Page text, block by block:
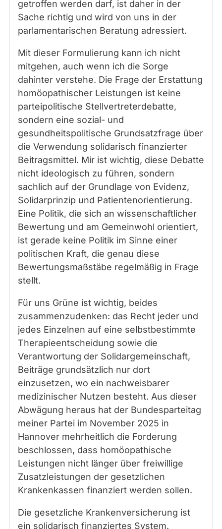
getroffen werden darf, ist daher in der
Sache richtig und wird von uns in der
parlamentarischen Beratung adressiert.
Mit dieser Formulierung kann ich nicht
mitgehen, auch wenn ich die Sorge
dahinter verstehe. Die Frage der Erstattung
homöopathischer Leistungen ist keine
parteipolitische Stellvertreterdebatte,
sondern eine sozial- und
gesundheitspolitische Grundsatzfrage über
die Verwendung solidarisch finanzierter
Beitragsmittel. Mir ist wichtig, diese Debatte
nicht ideologisch zu führen, sondern
sachlich auf der Grundlage von Evidenz,
Solidarprinzip und Patientenorientierung.
Eine Politik, die sich an wissenschaftlicher
Bewertung und am Gemeinwohl orientiert,
ist gerade keine Politik im Sinne einer
politischen Kraft, die genau diese
Bewertungsmaßstäbe regelmäßig in Frage
stellt.
Für uns Grüne ist wichtig, beides
zusammenzudenken: das Recht jeder und
jedes Einzelnen auf eine selbstbestimmte
Therapieentscheidung sowie die
Verantwortung der Solidargemeinschaft,
Beiträge grundsätzlich nur dort
einzusetzen, wo ein nachweisbarer
medizinischer Nutzen besteht. Aus dieser
Abwägung heraus hat der Bundesparteitag
meiner Partei im November 2025 in
Hannover mehrheitlich die Forderung
beschlossen, dass homöopathische
Leistungen nicht länger über freiwillige
Zusatzleistungen der gesetzlichen
Krankenkassen finanziert werden sollen.
Die gesetzliche Krankenversicherung ist
ein solidarisch finanziertes System.